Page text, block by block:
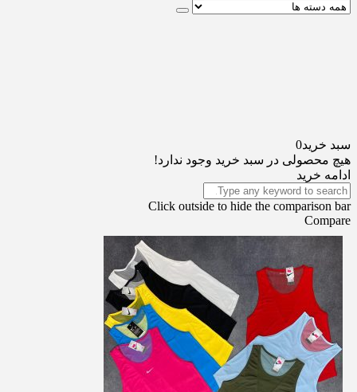
سبد خرید0
هیچ محصولی در سبد خرید وجود ندارد!
ادامه خرید
Click outside to hide the comparison bar
Compare